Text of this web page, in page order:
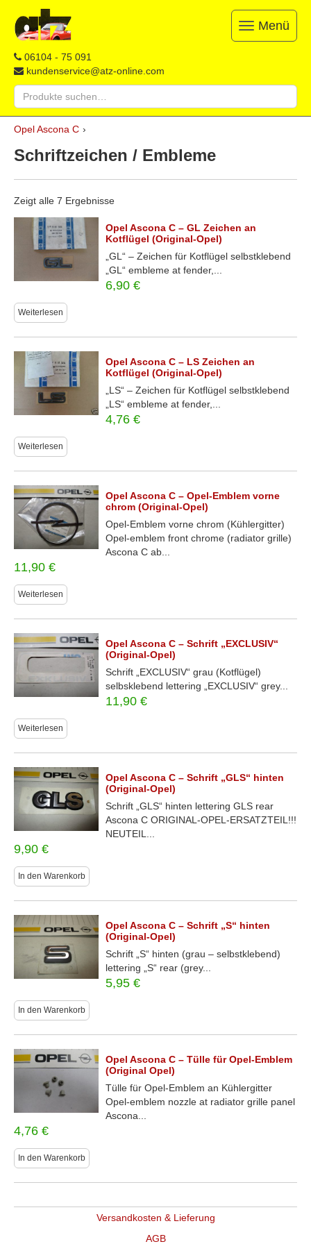
ATZ
Opel-
Ersatzteile
Restauration,
Reparatur
&
Ersatzteile
&
Onlineshop
06104 - 75 091
kundenservice@atz-online.com
Suche
nach:
Toggle
navigation
Menü
Skip
content
Opel Ascona C ›
Schriftzeichen / Embleme
Zeigt alle 7 Ergebnisse
Opel Ascona C – GL Zeichen an
Kotflügel (Original-Opel)
„GL“ – Zeichen für Kotflügel selbstklebend
„GL“ embleme at fender,...
6,90€
Weiterlesen
Opel Ascona C – LS Zeichen an
Kotflügel (Original-Opel)
„LS“ – Zeichen für Kotflügel selbstklebend
„LS“ embleme at fender,...
4,76€
Weiterlesen
Opel Ascona C – Opel-Emblem vorne
chrom (Original-Opel)
Opel-Emblem vorne chrom (Kühlergitter)
Opel-emblem front chrome (radiator grille)
Ascona C ab...
11,90 €
Weiterlesen
Opel Ascona C – Schrift „EXCLUSIV“
(Original-Opel)
Schrift „EXCLUSIV“ grau (Kotflügel)
selbsklebend lettering „EXCLUSIV“ grey...
11,90€
Weiterlesen
Opel Ascona C – Schrift „GLS“ hinten
(Original-Opel)
Schrift „GLS“ hinten lettering GLS rear
Ascona C ORIGINAL-OPEL-ERSATZTEIL!!!
NEUTEIL...
9,90 €
In den Warenkorb
Opel Ascona C – Schrift „S“ hinten
(Original-Opel)
Schrift „S“ hinten (grau – selbstklebend)
lettering „S“ rear (grey...
5,95€
In den Warenkorb
Opel Ascona C – Tülle für Opel-Emblem
(Original Opel)
Tülle für Opel-Emblem an Kühlergitter
Opel-emblem nozzle at radiator grille panel
Ascona...
4,76 €
In den Warenkorb
Versandkosten & Lieferung
AGB